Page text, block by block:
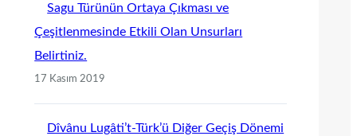
Sagu Türünün Ortaya Çıkması ve
Çeşitlenmesinde Etkili Olan Unsurları
Belirtiniz.
17 Kasım 2019
Dîvânu Lugâti’t-Türk’ü Diğer Geçiş Dönemi